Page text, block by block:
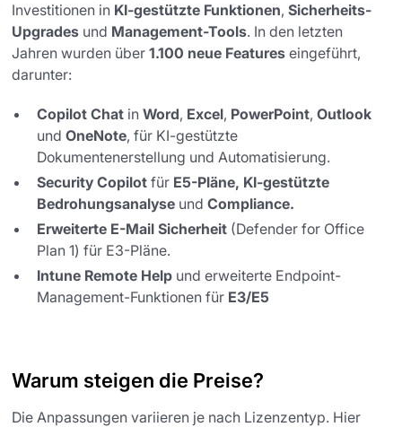
Investitionen in KI-gestützte Funktionen,Sicherheits-
Upgrades und Management-Tools. In den letzten
Jahren wurden über1.100 neue Features eingeführt,
darunter:
Copilot Chat inWord, Excel, PowerPoint,Outlook
undOneNote, für KI-gestützte
Dokumentenerstellung und Automatisierung.
Security Copilot für E5-Pläne, KI-gestützte
Bedrohungsanalyse undCompliance.
Erweiterte E-Mail Sicherheit (Defender for Office
Plan 1) für E3-Pläne.
Intune Remote Help und erweiterte Endpoint-
Management-Funktionen für E3/E5
Warum steigen die Preise?
Die Anpassungen variieren je nach Lizenzentyp. Hier